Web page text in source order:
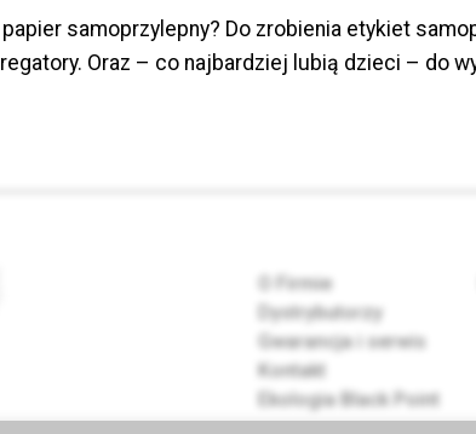
samoprzylepny? Do zrobienia etykiet
Oraz – co najbardziej lubią dzieci – do
O Firmie
Dystrybutorzy
Gwarancja i serwis
Kontakt
Ekologia Black Point